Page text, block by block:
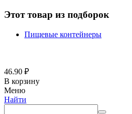
Этот товар из подборок
Пищевые контейнеры
46.90 ₽
В корзину
Меню
Найти